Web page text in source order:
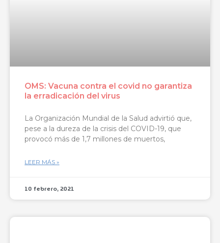
OMS: Vacuna contra el covid no garantiza
la erradicación del virus
La Organización Mundial de la Salud advirtió que,
pese a la dureza de la crisis del COVID-19, que
provocó más de 1,7 millones de muertos,
LEER MÁS »
10 febrero, 2021